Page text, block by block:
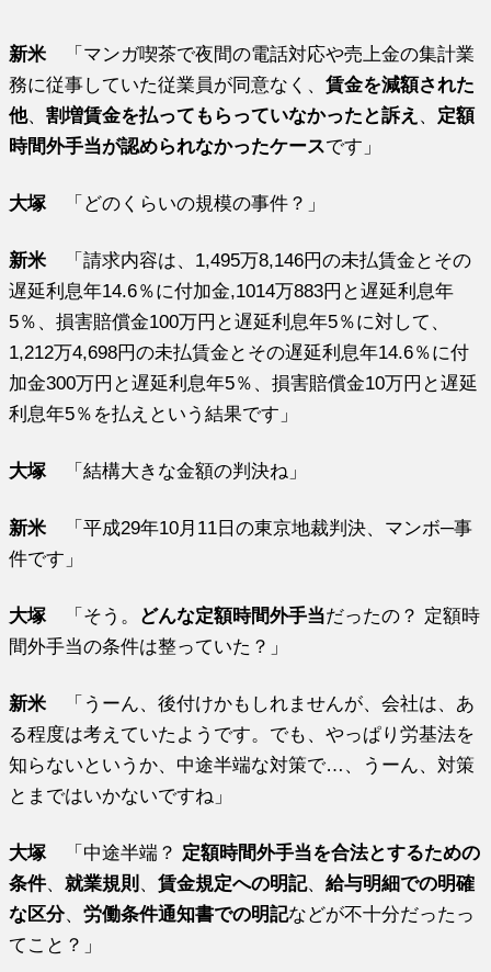
新米 「マンガ喫茶で夜間の電話対応や売上金の集計業
務に従事していた従業員が同意なく、賃金を減額された
他、割増賃金を払ってもらっていなかったと訴え 、 定額
時間外手当が認められなかったケースです」
大塚「どのくらいの規模の事件？」
新米 「請求内容は、1,495万8,146円の未払賃金とその
遅延利息年14.6％に付加金,1014万883円と遅延利息年
5％、損害賠償金100万円と遅延利息年5％に対して、
1,212万4,698円の未払賃金とその遅延利息年14.6％に付
加金300万円と遅延利息年5％、損害賠償金10万円と遅延
利息年5％を払えという結果です」
大塚「結構大きな金額の判決ね」
新米 「平成29年10月11日の東京地裁判決、マンボ─事
件です」
大塚「そう。 どんな定額時間外手当だったの？ 定額時
間外手当の条件は整っていた？」
新米 「うーん、後付けかもしれませんが、会社は、あ
る程度は考えていたようです。でも、やっぱり労基法を
知らないというか、中途半端な対策で…、うーん、対策
とまではいかないですね」
大塚「中途半端？ 定額時間外手当を合法とするための
条件、就業規則 、賃金規定への明記、給与明細での明確
な区分、労働条件通知書での明記などが不十分だったっ
てこと？」